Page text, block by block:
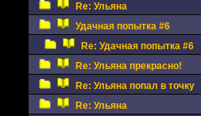
Re: Ульяна
Удачная попытка #6
Re: Удачная попытка #6
Re: Ульяна прекрасно!
Re: Ульяна попал в точку
Re: Ульяна